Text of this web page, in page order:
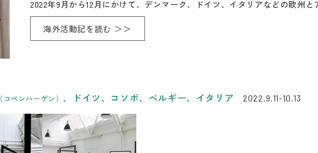
2022年9月から12月にかけて、デンマーク、ドイツ、イタリアなどの欧州と
海外活動記を読む ＞＞
（コペンハーゲン） 、ドイツ、コソボ、ベルギー、イタリア 2022.9.11-10.13